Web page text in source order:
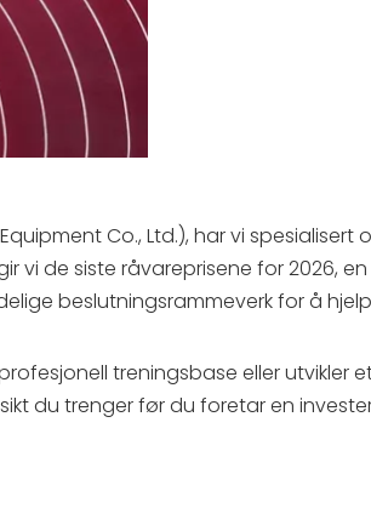
Co., Ltd.), har vi spesialisert
vi de siste råvareprisene for 2026, en
beslutningsrammeverk for å
treningsbase eller utvikler
du trenger før du foretar en